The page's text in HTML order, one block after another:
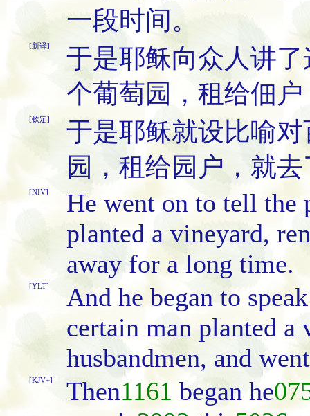
一段时间。
[新译]
于是耶稣向众人讲
个葡萄园，租给佃
[钦定]
于是耶稣就设比喻
园，租给园户，就
[NIV]
He went on to tell the
planted a vineyard,
away for a long time.
[YLT]
And he began to
certain man planted a
husbandmen, and
[KJV+] Then1161 began he